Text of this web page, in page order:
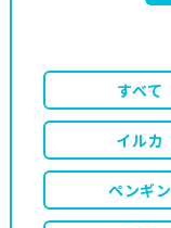
すべて
イルカ
ペンギン